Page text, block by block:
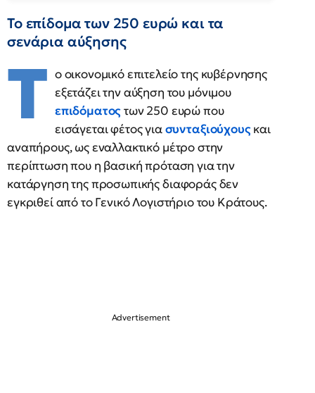
Το επίδομα των 250 ευρώ και τα
σενάρια αύξησης
Τ ο οικονομικό επιτελείο της κυβέρνησης
εξετάζει την αύξηση του μόνιμου
επιδόματοςτων 250 ευρώ που
εισάγεται φέτος γιασυνταξιούχουςκαι
αναπήρους, ως εναλλακτικό μέτρο στην
περίπτωση που η βασική πρόταση για την
κατάργηση της προσωπικής διαφοράς δεν
εγκριθεί από το Γενικό Λογιστήριο του Κράτους.